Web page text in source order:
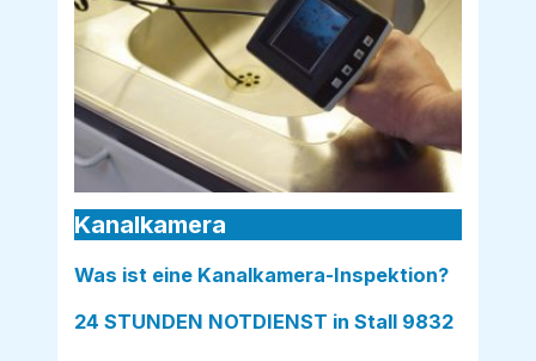
Kanalkamera
Was ist eine Kanalkamera-Inspektion?
24 STUNDEN NOTDIENST in Stall 9832